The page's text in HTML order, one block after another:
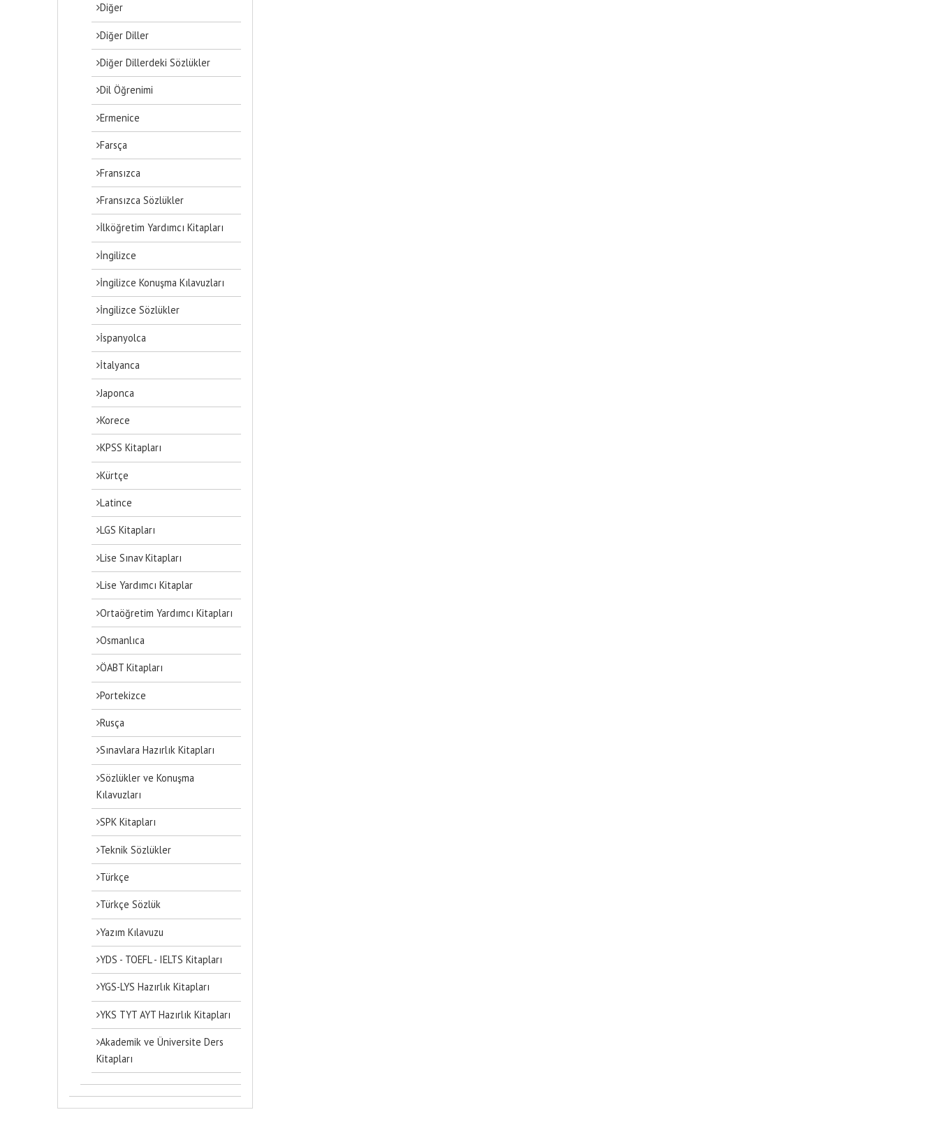
Diğer
Diğer Diller
Diğer Dillerdeki Sözlükler
Dil Öğrenimi
Ermenice
Farsça
Fransızca
Fransızca Sözlükler
İlköğretim Yardımcı Kitapları
İngilizce
İngilizce Konuşma Kılavuzları
İngilizce Sözlükler
İspanyolca
İtalyanca
Japonca
Korece
KPSS Kitapları
Kürtçe
Latince
LGS Kitapları
Lise Sınav Kitapları
Lise Yardımcı Kitaplar
Ortaöğretim Yardımcı Kitapları
Osmanlıca
ÖABT Kitapları
Portekizce
Rusça
Sınavlara Hazırlık Kitapları
Sözlükler ve Konuşma
Kılavuzları
SPK Kitapları
Teknik Sözlükler
Türkçe
Türkçe Sözlük
Yazım Kılavuzu
YDS - TOEFL - IELTS Kitapları
YGS-LYS Hazırlık Kitapları
YKS TYT AYT Hazırlık Kitapları
Akademik ve Üniversite Ders
Kitapları